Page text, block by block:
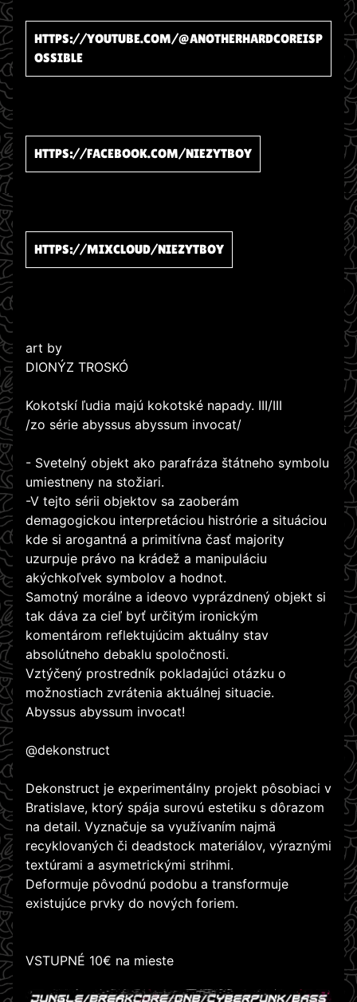
HTTPS://YOUTUBE.COM/@ANOTHERHARDCOREISP
OSSIBLE
HTTPS://FACEBOOK.COM/NIEZYTBOY
HTTPS://MIXCLOUD/NIEZYTBOY
art by
DIONÝZ TROSKÓ
Kokotskí ľudia majú kokotské napady. III/III
/zo série abyssus abyssum invocat/
- Svetelný objekt ako parafráza štátneho symbolu
umiestneny na stožiari.
-V tejto sérii objektov sa zaoberám
demagogickou interpretáciou histrórie a situáciou
kde si arogantná a primitívna časť majority
uzurpuje právo na krádež a manipuláciu
akýchkoľvek symbolov a hodnot.
Samotný morálne a ideovo vyprázdnený objekt si
tak dáva za cieľ byť určitým ironickým
komentárom reflektujúcim aktuálny stav
absolútneho debaklu spoločnosti.
Vztýčený prostredník pokladajúci otázku o
možnostiach zvrátenia aktuálnej situacie.
Abyssus abyssum invocat!
@dekonstruct
Dekonstruct je experimentálny projekt pôsobiaci v
Bratislave, ktorý spája surovú estetiku s dôrazom
na detail. Vyznačuje sa využívaním najmä
recyklovaných či deadstock materiálov, výraznými
textúrami a asymetrickými strihmi.
Deformuje pôvodnú podobu a transformuje
existujúce prvky do nových foriem.
VSTUPNÉ 10€ na mieste